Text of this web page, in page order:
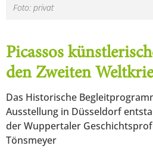
Foto: privat
Picassos
den Zweiten
Das Historische
Ausstellung in Düsseldorf
der Wuppertaler
Tönsmeyer